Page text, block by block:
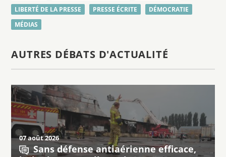
LIBERTÉ DE LA PRESSE
PRESSE ÉCRITE
DÉMOCRATIE
MÉDIAS
AUTRES DÉBATS D'ACTUALITÉ
07 août 2026
Sans défense antiaérienne efficace,